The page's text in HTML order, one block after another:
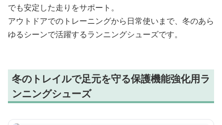
でも安定した走りをサポート。
アウトドアでのトレーニングから日常使いまで、冬のあら
ゆるシーンで活躍するランニングシューズです。
冬のトレイルで足元を守る保護機能強化用ラ
ンニングシューズ